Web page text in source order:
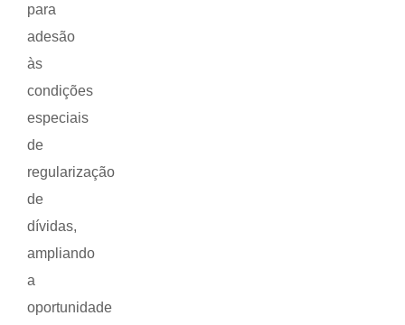
para
adesão
às
condições
especiais
de
regularização
de
dívidas,
ampliando
a
oportunidade